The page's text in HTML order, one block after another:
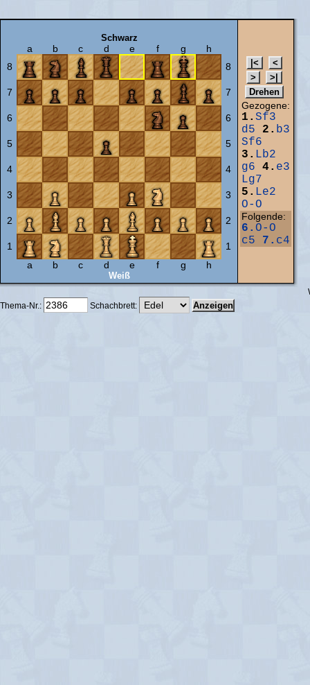
Schwarz
a b c d e f g
h
8
8
7 7
6 6
5 5
4 4
3 3
2 2
1
1
a
b c d e f g h
Weiß
Gezogene:
1. Sf3
d5
2. b3
Sf6
3. Lb2
g6
4. e3
Lg7
5. Le2
O-O
Folgende:
6. O-O
c5
7. c4
Thema-Nr.:
Schachbrett: